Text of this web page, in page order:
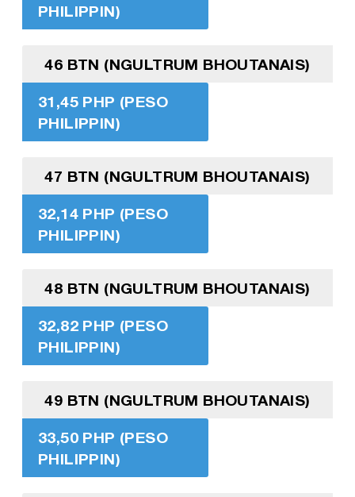
PHILIPPIN)
46 BTN (NGULTRUM BHOUTANAIS)
31,45 PHP (PESO
PHILIPPIN)
47 BTN (NGULTRUM BHOUTANAIS)
32,14 PHP (PESO
PHILIPPIN)
48 BTN (NGULTRUM BHOUTANAIS)
32,82 PHP (PESO
PHILIPPIN)
49 BTN (NGULTRUM BHOUTANAIS)
33,50 PHP (PESO
PHILIPPIN)